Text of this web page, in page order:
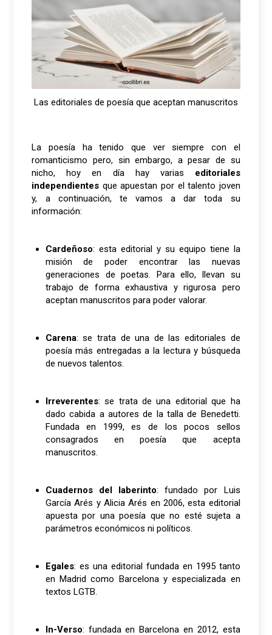
Las editoriales de poesía que aceptan manuscritos
La poesía ha tenido que ver siempre con el
romanticismo pero, sin embargo, a pesar de su
nicho, hoy en día hay varias editoriales
independientes que apuestan por el talento joven
y, a continuación, te vamos a dar toda su
información:
Cardeñoso: esta editorial y su equipo tiene la
misión de poder encontrar las nuevas
generaciones de poetas. Para ello, llevan su
trabajo de forma exhaustiva y rigurosa pero
aceptan manuscritos para poder valorar.
Carena: se trata de una de las editoriales de
poesía más entregadas a la lectura y búsqueda
de nuevos talentos.
Irreverentes: se trata de una editorial que ha
dado cabida a autores de la talla de Benedetti.
Fundada en 1999, es de los pocos sellos
consagrados en poesía que acepta
manuscritos.
Cuadernos del laberinto: fundado por Luis
García Arés y Alicia Arés en 2006, esta editorial
apuesta por una poesía que no esté sujeta a
parámetros económicos ni políticos.
Egales: es una editorial fundada en 1995 tanto
en Madrid como Barcelona y especializada en
textos LGTB.
In-Verso: fundada en Barcelona en 2012, esta